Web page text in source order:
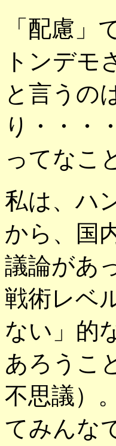
「配慮
トンデモ
と言うの
り・・・・
ってなこ
私は、ハ
から、国
議論があ
戦術レベ
ない」的
あろうこ
不思議）
てみんな